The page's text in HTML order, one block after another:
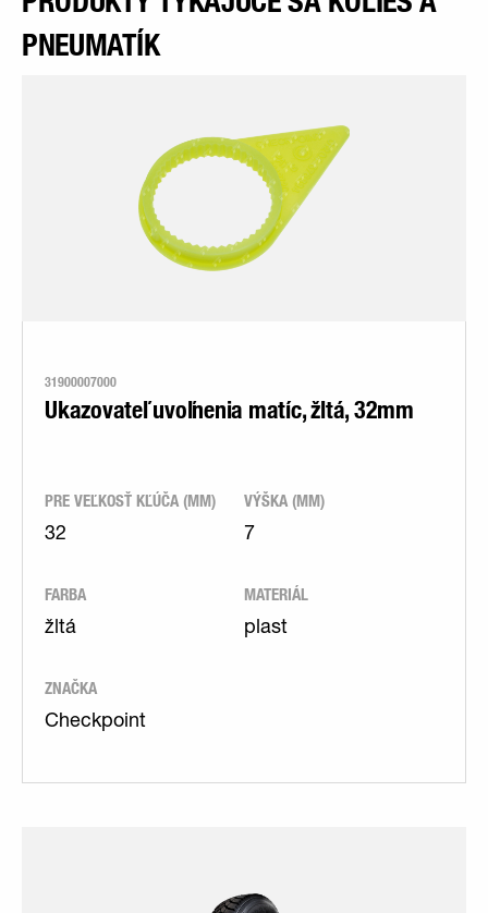
PNEUMATÍK
31900007000
Ukazovateľ uvoľnenia matíc, žltá, 32mm
PRE VEĽKOSŤ KĽÚČA (MM)
32
VÝŠKA (MM)
7
FARBA
žltá
MATERIÁL
plast
ZNAČKA
Checkpoint